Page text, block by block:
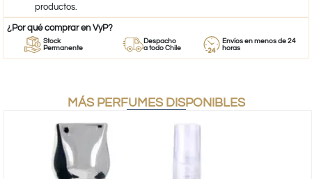
productos.
¿Por qué comprar en VyP?
Stock
Permanente
Despacho
a todo Chile
Envíos en menos de 24
horas
MÁS PERFUMES DISPONIBLES